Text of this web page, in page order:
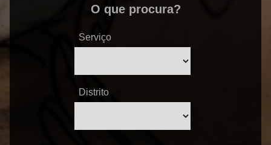
O que procura?
Serviço
Distrito